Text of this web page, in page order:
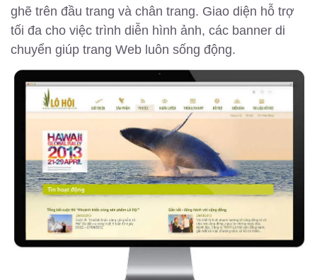
ghẽ trên đầu trang và chân trang. Giao diện hỗ trợ
tối đa cho việc trình diễn hình ảnh, các banner di
chuyển giúp trang Web luôn sống động.